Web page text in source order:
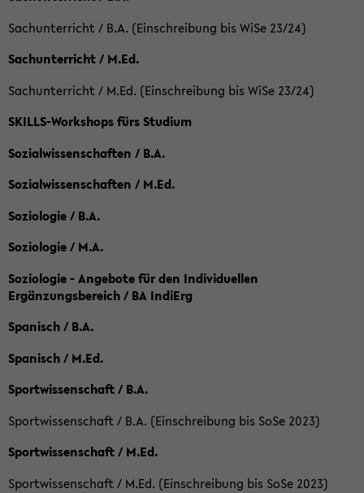
Sachunterricht / B.A. (Einschreibung bis WiSe 23/24)
Sachunterricht / M.Ed.
Sachunterricht / M.Ed. (Einschreibung bis WiSe 23/24)
SKILLS-Workshops fürs Studium
Sozialwissenschaften / B.A.
Sozialwissenschaften / M.Ed.
Soziologie / B.A.
Soziologie / M.A.
Soziologie - Angebote für den Individuellen
Ergänzungsbereich / BA IndiErg
Spanisch / B.A.
Spanisch / M.Ed.
Sportwissenschaft / B.A.
Sportwissenschaft / B.A. (Einschreibung bis SoSe 2023)
Sportwissenschaft / M.Ed.
Sportwissenschaft / M.Ed. (Einschreibung bis SoSe 2023)